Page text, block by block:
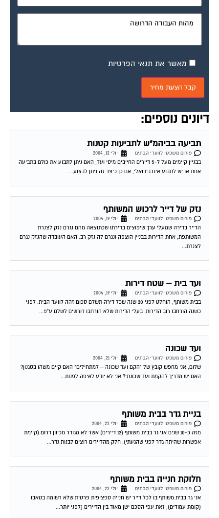
מאשר את תנאי הפרטיות
דיונים נוספים:
תביעה בביהמ"ש לתביעות קטנות
פורום משפטי לוועדי הבתים
יולי 12, 2004
בבניין קיימים מעל ל-5 דיירים החייבים מיסי ועד, האם ניתן לתבוע את כולם בתביעה
אחת או יש לתבוע אינדבידואלי, אם כן כיצד זה ניתן לבצוע...
נזק של דייר לרכוש המשותף
פורום משפטי לוועדי הבתים
יולי 19, 2004
הדייר בדירה שמעלי ערך שיפוצים בדירתו שכתוצאה מהם נגרם נזק לצנרת
המשותפת, אחת הדירות בבניין הוצפה ונגרם לה נזק רב. האם העובדה שהנזק נגרם
לצנרת...
ועד בית – שטח דירות
פורום משפטי לוועדי הבתים
יולי 19, 2004
בבית משותף, הוחלט לפני 20 שנה שכל דירה תשלם סכום זהה לוועד הבית. לפני
כשנה הורחבו רוב הדירות. בעלי הדירות שלא הורחבו דורשים לשלם ע"פ...
ועד שכונה
פורום משפטי לוועדי הבתים
יולי 21, 2004
שלום, אני מחפש קובץ של "הקם ועד שכונה – למתחילים" האם קיים משהו בסגנון?
האם יש מדריך להקמת ועד שכונתי? אני לא יודע לאיפה לפנות...
בניית גדר בבית משותף
פורום משפטי לוועדי הבתים
יולי 22, 2004
מזה כ-10 שנים אני גר בבית משותף (12 דיירים) אשר לא מגודר מכיוון דרום (קיימת
אפשרות שהיתה גדר לפני שהגעתי). חלק מהדיירים רוצים לבנות גדר...
חלוקת חנייה בבית משותף
פורום משפטי לוועדי הבתים
יולי 22, 2004
אני גר בבית משותף בו לכל דייר יש חנייה ספציפית פרטית שלא רשומה בטאבו
(קומת עמודים), זאת עפי הסכם ישן מאוד בין הדיירים (לפני יותר...